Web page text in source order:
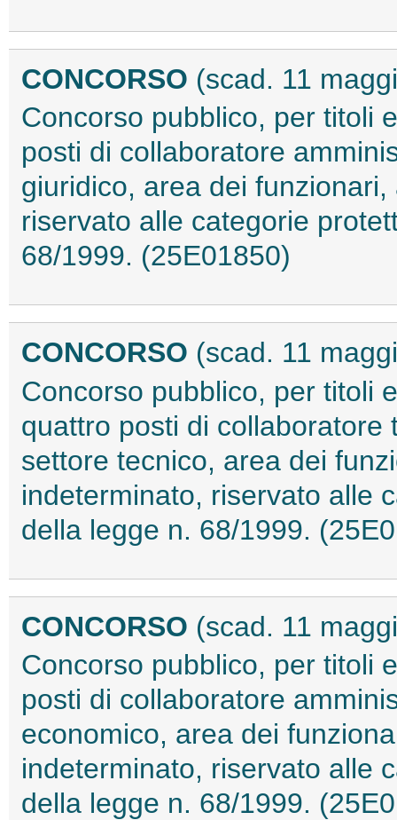
CONCORSO (scad. 11
Concorso pubblico, per titoli
posti di collaboratore
giuridico, area dei
riservato alle categorie
68/1999. (25E01850)
CONCORSO (scad. 11
Concorso pubblico, per titoli
quattro posti di
settore tecnico, area dei
indeterminato, riservato alle
della legge n. 68/1999.
CONCORSO (scad. 11
Concorso pubblico, per titoli
posti di collaboratore
economico, area dei
indeterminato, riservato alle
della legge n. 68/1999.